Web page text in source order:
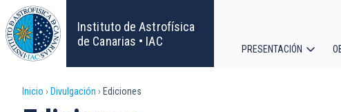
Pasar
al
contenido
principal
Instituto de Astrofísica
de Canarias • IAC
PRESENTACIÓN
Sobrescribir
Inicio Divulgación Ediciones